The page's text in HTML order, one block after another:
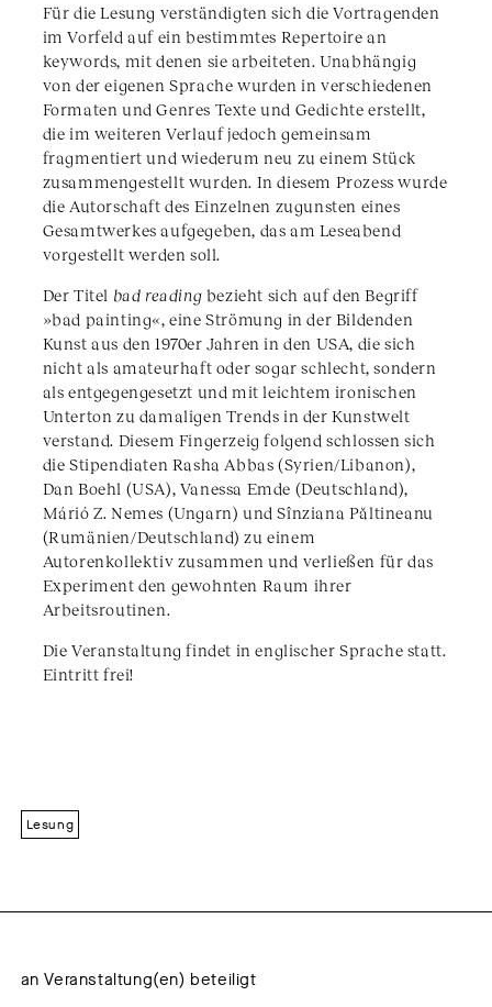
Für die Lesung verständigten sich die Vortragenden
im Vorfeld auf ein bestimmtes Repertoire an
keywords, mit denen sie arbeiteten. Unabhängig
von der eigenen Sprache wurden in verschiedenen
Formaten und Genres Texte und Gedichte erstellt,
die im weiteren Verlauf jedoch gemeinsam
fragmentiert und wiederum neu zu einem Stück
zusammengestellt wurden. In diesem Prozess wurde
die Autorschaft des Einzelnen zugunsten eines
Gesamtwerkes aufgegeben, das am Leseabend
vorgestellt werden soll.
Der Titel bad reading bezieht sich auf den Begriff
»bad painting«, eine Strömung in der Bildenden
Kunst aus den 1970er Jahren in den USA, die sich
nicht als amateurhaft oder sogar schlecht, sondern
als entgegengesetzt und mit leichtem ironischen
Unterton zu damaligen Trends in der Kunstwelt
verstand. Diesem Fingerzeig folgend schlossen sich
die Stipendiaten Rasha Abbas (Syrien/Libanon),
Dan Boehl (USA), Vanessa Emde (Deutschland),
Márió Z. Nemes (Ungarn) und Sînziana Păltineanu
(Rumänien/Deutschland) zu einem
Autorenkollektiv zusammen und verließen für das
Experiment den gewohnten Raum ihrer
Arbeitsroutinen.
​Die Veranstaltung findet in englischer Sprache statt.
Eintritt frei!
Lesung
an Veranstaltung(en) beteiligt